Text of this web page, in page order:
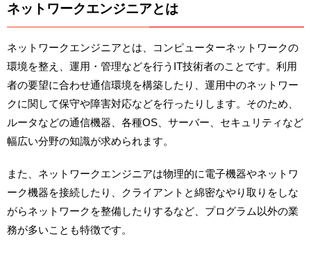
ネットワークエンジニアとは
ネットワークエンジニアとは、コンピューターネットワークの
環境を整え、運用・管理などを行うIT技術者のことです。利用
者の要望に合わせ通信環境を構築したり、運用中のネットワー
クに関して保守や障害対応などを行ったりします。そのため、
ルータなどの通信機器、各種OS、サーバー、セキュリティなど
幅広い分野の知識が求められます。
また、ネットワークエンジニアは物理的に電子機器やネットワ
ーク機器を接続したり、クライアントと綿密なやり取りをしな
がらネットワークを整備したりするなど、プログラム以外の業
務が多いことも特徴です。